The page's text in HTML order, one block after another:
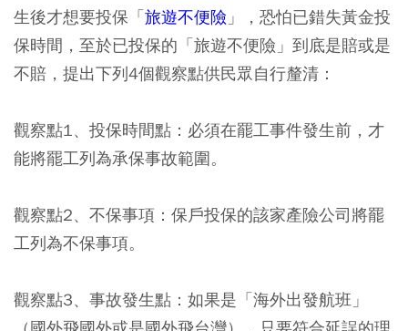
生後才想要投保「旅遊不便險 」，恐怕已錯失黃金投
保時間，至於已投保的「旅遊不便險」到底是賠或是
不賠，提出下列4個觀察點供民眾自行釐清：
觀察點1、投保時間點：必須在罷工事件發生前，才
能將罷工列為承保事故範圍。
觀察點2、不保事項：保戶投保的該家產險公司將罷
工列為不保事項。
觀察點3、事故發生點：如果是「海外出發航班」